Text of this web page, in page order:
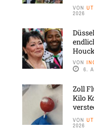
VON
2026
VON
6.
Zoll
Kilo
VON
2026